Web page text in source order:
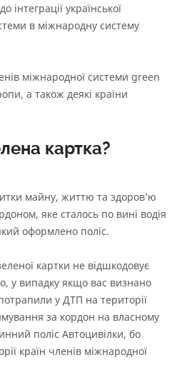
української
в міжнародну систему
міжнародної системи green
а також деякі країни
картка?
майну, життю та здоровʼю
яке сталось по вині водія
оформлено поліс.
картки не відшкодовує
у випадку якщо вас визнано
у ДТП на території
за кордон на власному
поліс Автоцивілки, бо
країн членів міжнародної